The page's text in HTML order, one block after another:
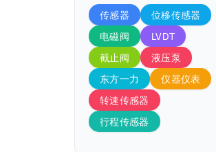
传感器
位移传感器
电磁阀
LVDT
截止阀
液压泵
东方一力
仪器仪表
转速传感器
行程传感器